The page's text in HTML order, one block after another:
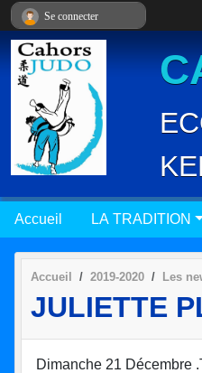
Accueil LA TRADITION
Accueil 2019-2020 Les
JULIETTE
Dimanche 21 Décembre
Se connecter
Panneau de gestion des cookies